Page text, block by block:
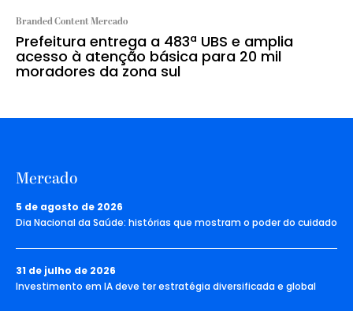
Branded Content Mercado
Prefeitura entrega a 483ª UBS e amplia
acesso à atenção básica para 20 mil
moradores da zona sul
Mercado
5 de agosto de 2026
Dia Nacional da Saúde: histórias que mostram o poder do cuidado
31 de julho de 2026
Investimento em IA deve ter estratégia diversificada e global